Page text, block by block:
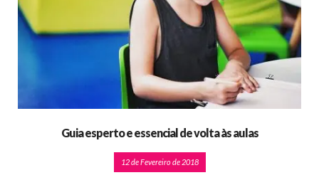
Guia esperto e essencial de volta às aulas
12 de Fevereiro de 2018